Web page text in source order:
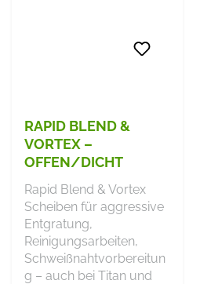
RAPID BLEND &
VORTEX –
OFFEN/DICHT
Rapid Blend & Vortex
Scheiben für aggressive
Entgratung,
Reinigungsarbeiten,
Schweißnahtvorbereitun
g – auch bei Titan und